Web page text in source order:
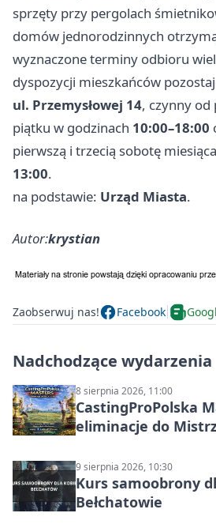
sprzęty przy pergolach
domów jednorodzinnych
wyznaczone terminy odbioru
dyspozycji mieszkańców
ul. Przemysłowej 14, czynny od
piątku w godzinach 10:00–18:00
pierwszą i trzecią sobotę
13:00.
na podstawie: Urząd Miasta.
Autor:krystian
Zaobserwuj nas! Facebook
Nadchodzące wydarzenia
8 sierpnia 2026, 11:00
CastingProPolska
eliminacje do
9 sierpnia 2026, 10:30
Kurs samoobrony
Bełchatowie